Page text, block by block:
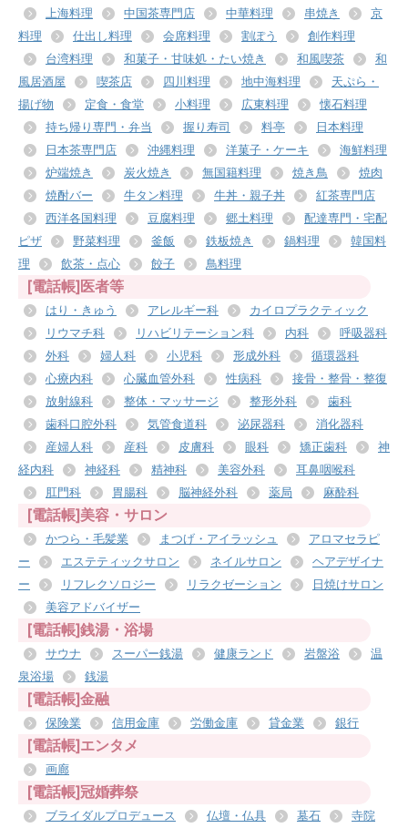
上海料理
中国茶専門店 中華料理 串焼き
京
料理
仕出し料理 会席料理 割ぽう
創作料理
台湾料理
和菓子・甘味処・たい焼き 和風喫茶
和
風居酒屋
喫茶店 四川料理 地中海料理
天ぷら・
揚げ物
定食・食堂 小料理 広東料理
懐石料理
持ち帰り専門・弁当
握り寿司 料亭
日本料理
日本茶専門店
沖縄料理 洋菓子・ケーキ
海鮮料理
炉端焼き
炭火焼き 無国籍料理 焼き鳥
焼肉
焼酎バー
牛タン料理 牛丼・親子丼
紅茶専門店
西洋各国料理
豆腐料理 郷土料理
配達専門・宅配
ピザ
野菜料理 釜飯 鉄板焼き 鍋料理
韓国料
理
飲茶・点心 餃子 鳥料理
[電話帳]医者等
はり・きゅう アレルギー科
カイロプラクティック
リウマチ科
リハビリテーション科 内科
呼吸器科
外科
婦人科 小児科 形成外科
循環器科
心療内科
心臓血管外科 性病科
接骨・整骨・整復
放射線科
整体・マッサージ 整形外科
歯科
歯科口腔外科
気管食道科 泌尿器科
消化器科
産婦人科
産科 皮膚科 眼科 矯正歯科
神
経内科
神経科 精神科 美容外科
耳鼻咽喉科
肛門科
胃腸科 脳神経外科 薬局 麻酔科
[電話帳]美容・サロン
かつら・毛髪業 まつげ・アイラッシュ
アロマセラピ
ー
エステティックサロン ネイルサロン
ヘアデザイナ
ー
リフレクソロジー リラクゼーション
日焼けサロン
美容アドバイザー
[電話帳]銭湯・浴場
サウナ スーパー銭湯 健康ランド 岩盤浴
温
泉浴場
銭湯
[電話帳]金融
保険業 信用金庫 労働金庫 貸金業 銀行
[電話帳]エンタメ
画廊
[電話帳]冠婚葬祭
ブライダルプロデュース 仏壇・仏具 墓石
寺院